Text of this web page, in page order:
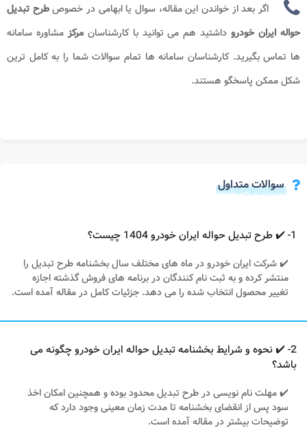
اگر بعد از خواندن این مقاله، سوال یا ابهامی در خصوصطرح تبدیل
حواله ایران خودرو داشتید هم می توانید با کارشناسانمرکزمشاوره سامانه
ها تماس بگیرید. کارشناسان سامانه ها تمام سوالات شما را به کامل ترین
شکل ممکن پاسخگو هستند.
سوالات متداول
1- ✔️ طرح تبدیل حواله ایران خودرو 1404 چیست؟
✔️ شرکت ایران خودرو در ماه های مختلف سال بخشنامه طرح تبدیل را
منتشر کرده و به ثبت نام کنندگان در برنامه های فروش گذشته اجازه
تغییر محصول انتخاب شده را می دهد. جزئیات کامل در مقاله آمده است.
2- ✔️ نحوه و شرایط بخشنامه تبدیل حواله ایران خودرو چگونه می
باشد؟
✔️ مهلت نام نویسی در طرح تبدیل محدود بوده و همچنین امکان اخذ
سود پس از انقضای بخشنامه تا مدت زمان معینی وجود دارد که
توضیحات بیشتر در مقاله آمده است.